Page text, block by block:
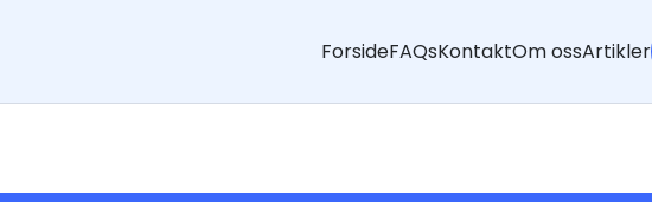
ForsideFAQsKontaktOm ossArtikler